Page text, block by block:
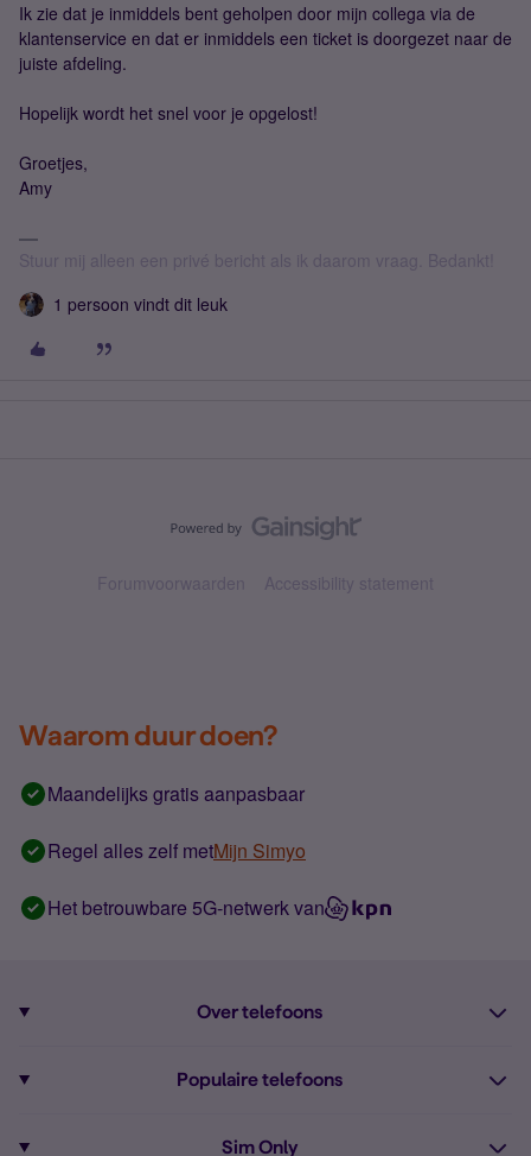
Ik zie dat je inmiddels bent geholpen door mijn collega via de
klantenservice en dat er inmiddels een ticket is doorgezet naar de
juiste afdeling.
Hopelijk wordt het snel voor je opgelost!
Groetjes,
Amy
Stuur mij alleen een privé bericht als ik daarom vraag. Bedankt!
1 persoon vindt dit leuk
Forumvoorwaarden Accessibility statement
Waarom duur doen?
Maandelijks gratis aanpasbaar
Regel alles zelf metMijn Simyo
Het betrouwbare 5G-netwerk van
Over telefoons
Populaire telefoons
Sim Only